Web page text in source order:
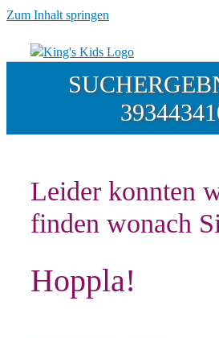
Zum Inhalt springen
Leider konnten
finden wonach
Hoppla!